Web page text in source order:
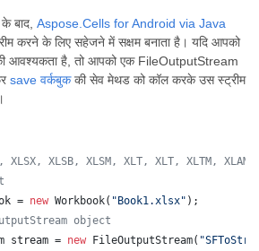
बाद, Aspose.Cells for Android via Java
करने के लिए सहेजने में सक्षम बनाता है। यदि आपको
आवश्यकता है, तो आपको एक FileOutputStream
save वर्कबुककी सेव मेथड को कॉल करके उस स्ट्रीम
XLSB, XLSM, XLT, XLT, XLTM,
= new Workbook( "Book1.xlsx" );
object
stream = new FileOutputStream(